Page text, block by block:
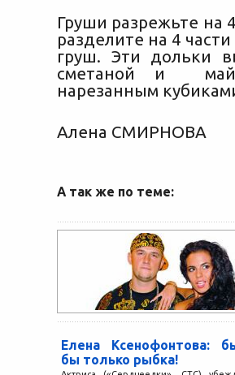
Груши разрежьте на
разделите на 4
груш. Эти дольки
сметаной и
нарезанным
Алена СМИРНОВА
А так же по теме:
Елена Ксенофонтова:
бы только рыбка!